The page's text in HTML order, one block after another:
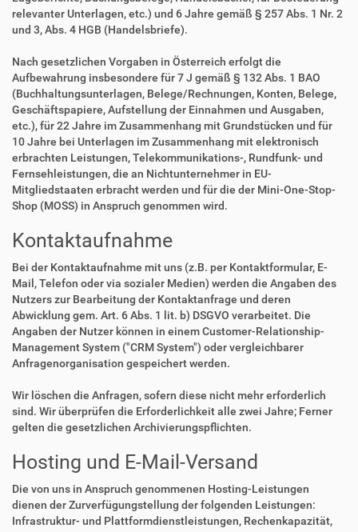
relevanter Unterlagen, etc.) und 6 Jahre gemäß § 257 Abs. 1 Nr. 2
und 3, Abs. 4 HGB (Handelsbriefe).
Nach gesetzlichen Vorgaben in Österreich erfolgt die
Aufbewahrung insbesondere für 7 J gemäß § 132 Abs. 1 BAO
(Buchhaltungsunterlagen, Belege/Rechnungen, Konten, Belege,
Geschäftspapiere, Aufstellung der Einnahmen und Ausgaben,
etc.), für 22 Jahre im Zusammenhang mit Grundstücken und für
10 Jahre bei Unterlagen im Zusammenhang mit elektronisch
erbrachten Leistungen, Telekommunikations-, Rundfunk- und
Fernsehleistungen, die an Nichtunternehmer in EU-
Mitgliedstaaten erbracht werden und für die der Mini-One-Stop-
Shop (MOSS) in Anspruch genommen wird.
Kontaktaufnahme
Bei der Kontaktaufnahme mit uns (z.B. per Kontaktformular, E-
Mail, Telefon oder via sozialer Medien) werden die Angaben des
Nutzers zur Bearbeitung der Kontaktanfrage und deren
Abwicklung gem. Art. 6 Abs. 1 lit. b) DSGVO verarbeitet. Die
Angaben der Nutzer können in einem Customer-Relationship-
Management System ("CRM System") oder vergleichbarer
Anfragenorganisation gespeichert werden.
Wir löschen die Anfragen, sofern diese nicht mehr erforderlich
sind. Wir überprüfen die Erforderlichkeit alle zwei Jahre; Ferner
gelten die gesetzlichen Archivierungspflichten.
Hosting und E-Mail-Versand
Die von uns in Anspruch genommenen Hosting-Leistungen
dienen der Zurverfügungstellung der folgenden Leistungen:
Infrastruktur- und Plattformdienstleistungen, Rechenkapazität,